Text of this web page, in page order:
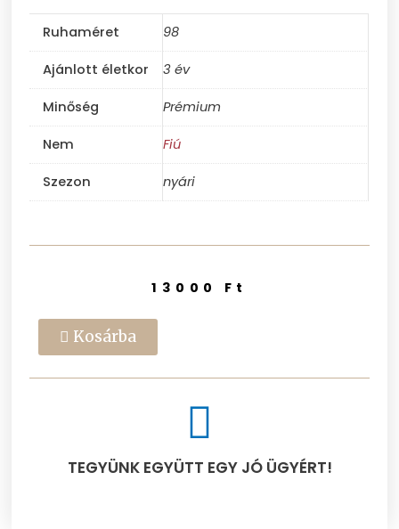
Ruhaméret 98
Ajánlott életkor 3 év
Minőség Prémium
Nem Fiú
Szezon nyári
13000 Ft
Kosárba
TEGYÜNK EGYÜTT EGY JÓ ÜGYÉRT!​